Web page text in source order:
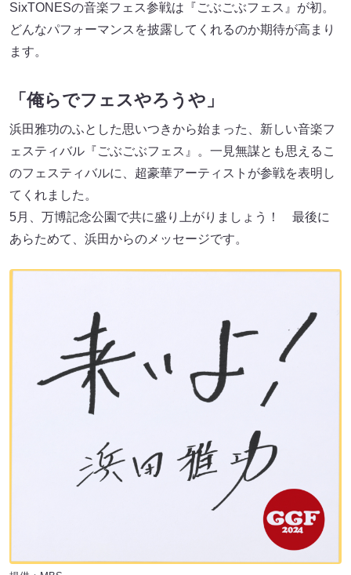
SixTONESの音楽フェス参戦は『ごぶごぶフェス』が初。
どんなパフォーマンスを披露してくれるのか期待が高まり
ます。
「俺らでフェスやろうや」
浜田雅功のふとした思いつきから始まった、新しい音楽フ
ェスティバル『ごぶごぶフェス』。一見無謀とも思えるこ
のフェスティバルに、超豪華アーティストが参戦を表明し
てくれました。
5月、万博記念公園で共に盛り上がりましょう！ 最後に
あらためて、浜田からのメッセージです。